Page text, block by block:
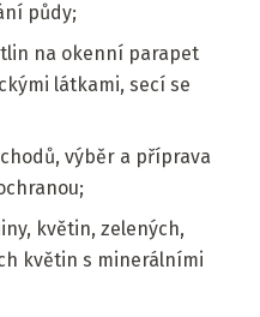
půdy;
na okenní parapet
látkami, secí se
výběr a příprava
květin, zelených,
květin s minerálními